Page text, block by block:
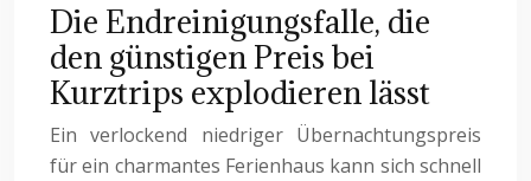
Die Endreinigungsfalle, die
den günstigen Preis bei
Kurztrips explodieren lässt
Ein verlockend niedriger Übernachtungspreis
für ein charmantes Ferienhaus kann sich schnell